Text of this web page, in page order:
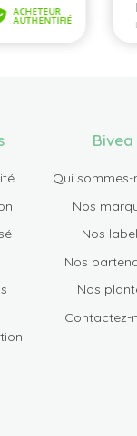
Bivea
Qui sommes-
Nos
Nos
Nos
Nos
Contactez-